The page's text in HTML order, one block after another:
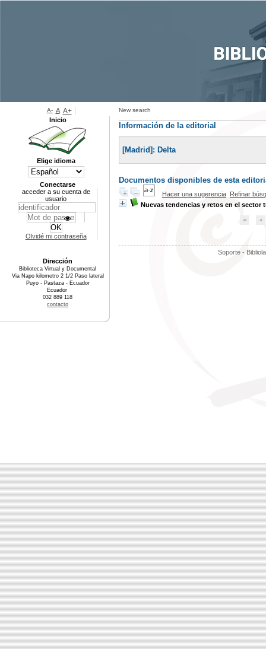
New search
Información de la editorial
[Madrid]: Delta
Documentos disponibles de esta
Hacer una sugerencia Refinar
Nuevas tendencias y retos en el
Soporte -
A- A A+
Inicio
Elige idioma
Conectarse
acceder a su cuenta de
usuario
Olvidé mi contraseña
Dirección
Biblioteca Virtual y Documental
Via Napo kilometro 2 1/2 Paso lateral
Puyo - Pastaza - Ecuador
Ecuador
032 889 118
contacto